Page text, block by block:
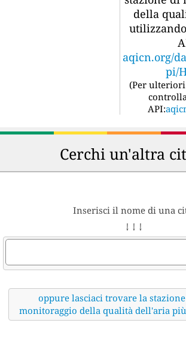
della
aqicn.org/
pi/
(Per
API:
Cerchi un'altra
Inserisci il nome di una
↓ ↓ ↓
oppure lasciaci trovare la
monitoraggio della qualità dell'aria